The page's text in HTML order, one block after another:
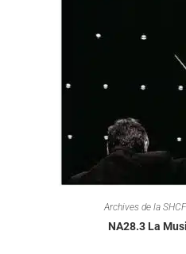
Archives de la
NA28.3 La